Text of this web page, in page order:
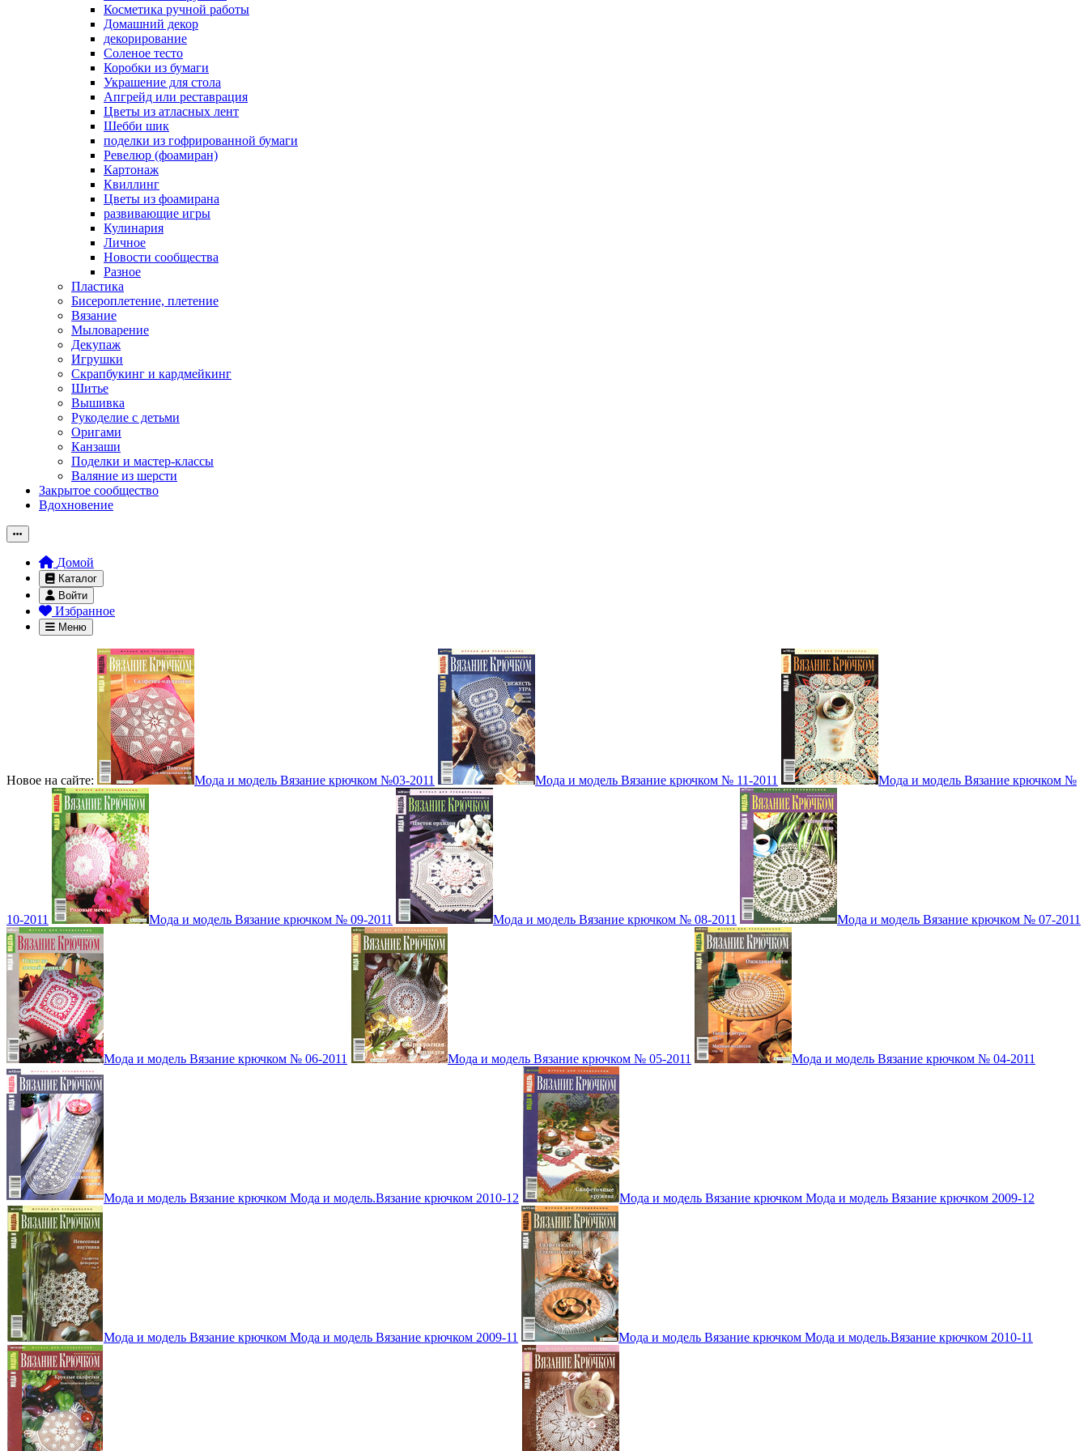
Косметика ручной работы
Домашний декор
декорирование
Соленое тесто
Коробки из бумаги
Украшение для стола
Апгрейд или реставрация
Цветы из атласных лент
Шебби шик
поделки из гофрированной бумаги
Ревелюр (фоамиран)
Картонаж
Квиллинг
Цветы из фоамирана
развивающие игры
Кулинария
Личное
Новости сообщества
Разное
Пластика
Бисероплетение, плетение
Вязание
Мыловарение
Декупаж
Игрушки
Скрапбукинг и кардмейкинг
Шитье
Вышивка
Рукоделие с детьми
Оригами
Канзаши
Поделки и мастер-классы
Валяние из шерсти
Закрытое сообщество
Вдохновение
Домой
Каталог
Войти
Избранное
Меню
Новое на сайте: Мода и модель Вязание крючком №03-2011 Мода и модель Вязание крючком № 11-2011 Мода и модель Вязание крючком №
10-2011 Мода и модель Вязание крючком № 09-2011 Мода и модель Вязание крючком № 08-2011 Мода и модель Вязание крючком № 07-2011
Мода и модель Вязание крючком № 06-2011 Мода и модель Вязание крючком № 05-2011 Мода и модель Вязание крючком № 04-2011
Мода и модель Вязание крючком Мода и модель.Вязание крючком 2010-12 Мода и модель Вязание крючком Мода и модель Вязание крючком 2009-12
Мода и модель Вязание крючком Мода и модель Вязание крючком 2009-11 Мода и модель Вязание крючком Мода и модель.Вязание крючком 2010-11